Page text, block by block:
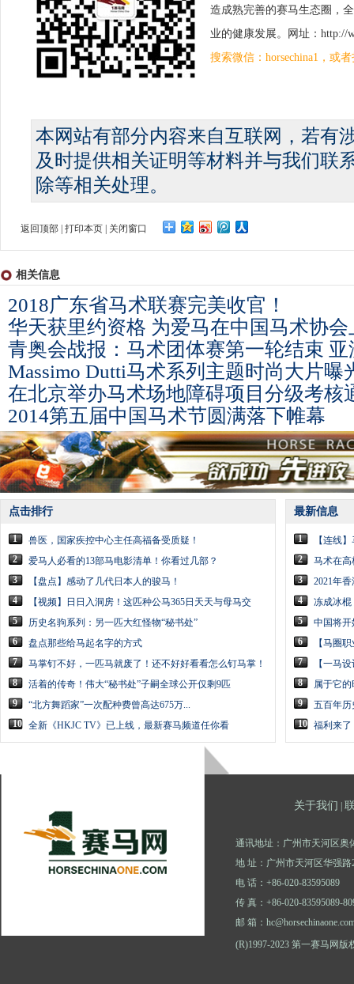
造成熟完善的赛马生态圈，
业的健康发展。网址：http://
搜索微信：horsechina1，或
本网站有部分内容来自互联网，若有
及时提供相关证明等材料并与我们联
除等相关处理。
返回顶部 打印本页 关闭窗口
相关信息
2018广东省马术联赛完美收官！
华天获里约资格 为爱马在中国马术协
青奥会战报：马术团体赛第一轮结束
Massimo Dutti马术系列主题时尚大片曝
在北京举办马术场地障碍项目分级考核
2014第五届中国马术节圆满落下帷幕
点击排行
1
兽医，国家疾控中心主任高福备受质疑！
2
爱马人必看的13部马电影清单！你看过几部？
3
【盘点】感动了几代日本人的骏马！
4
【视频】日日入洞房！这匹种公马365日天天与母马交
5
历史名驹系列：另一匹大红怪物“秘书处”
6
盘点那些给马起名字的方式
7
马掌钉不好，一匹马就废了！还不好好看看怎么钉马掌！
8
活着的传奇！伟大“秘书处”子嗣全球公开仅剩9匹
9
“北方舞蹈家”一次配种费曾高达675万...
10 全新《HKJC TV》已上线，最新赛马频道任你看
最新信息
1
【连线
2
马术在高
3
2021年
4
冻成冰棍
5
中国将开
6
【马圈
7
【一马
8
属于它
9
五百年历
10 福利来了
关于我们
通讯地址：广州市天河区奥
地 址：广州市天河区华强路
电 话：+86-020-83595089
传 真：+86-020-83595089-
邮 箱：
(R)1997-2023 第一赛马网版